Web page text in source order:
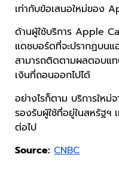
เท่ากับข้อเสนอใหม่ของ
ด้านผู้ใช้บริการ Apple
แดชบอร์ดที่จะปรากฏบน
สามารถติดตามผลตอบแ
เงินที่ถอนออกไปได้
อย่างไรก็ตาม บริการใหม่
รองรับผู้ใช้ที่อยู่ในสหรัฐฯ
ต่อไป
Source: CNBC